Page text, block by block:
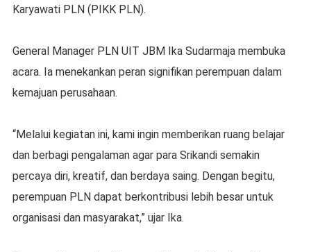
Karyawati PLN (PIKK PLN).
General Manager PLN UIT JBM Ika Sudarmaja membuka
acara. Ia menekankan peran signifikan perempuan dalam
kemajuan perusahaan.
“Melalui kegiatan ini, kami ingin memberikan ruang belajar
dan berbagi pengalaman agar para Srikandi semakin
percaya diri, kreatif, dan berdaya saing. Dengan begitu,
perempuan PLN dapat berkontribusi lebih besar untuk
organisasi dan masyarakat,” ujar Ika.